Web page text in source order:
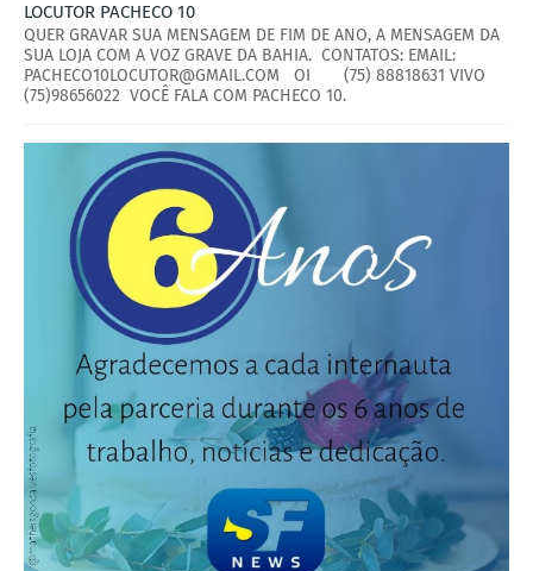
LOCUTOR PACHECO 10
QUER GRAVAR SUA MENSAGEM DE FIM DE ANO, A MENSAGEM DA
SUA LOJA COM A VOZ GRAVE DA BAHIA. CONTATOS: EMAIL:
PACHECO10LOCUTOR@GMAIL.COM OI (75) 88818631 VIVO
(75)98656022 VOCÊ FALA COM PACHECO 10.